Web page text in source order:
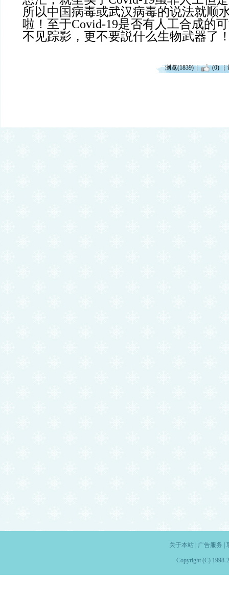
所以中国病毒或武汉病毒的说法就顺
啦！至于Covid-19是否有人工合成的
不见踪影，更不要説什么生物武器了
浏览(1839) (0)
关于本站| 广告服务
Copyright (C) 1998-